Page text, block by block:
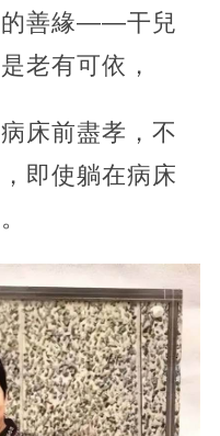
的善緣——干兒
老有可依，
床前盡孝，不
即使躺在病床